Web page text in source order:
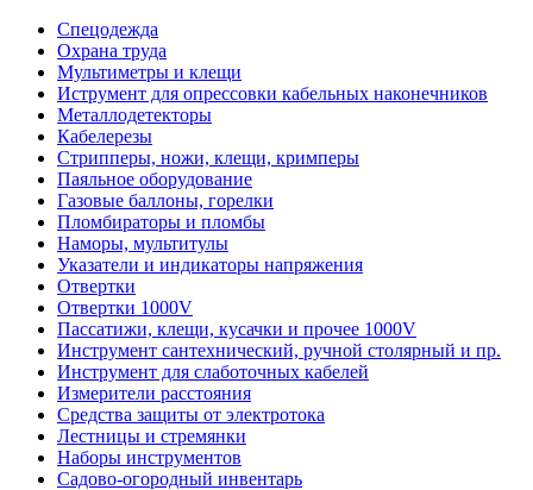
Спецодежда
Охрана труда
Мультиметры и клещи
Иструмент для опрессовки кабельных наконечников
Металлодетекторы
Кабелерезы
Стрипперы, ножи, клещи, кримперы
Паяльное оборудование
Газовые баллоны, горелки
Пломбираторы и пломбы
Наморы, мультитулы
Указатели и индикаторы напряжения
Отвертки
Отвертки 1000V
Пассатижи, клещи, кусачки и прочее 1000V
Инструмент сантехнический, ручной столярный и пр.
Инструмент для слаботочных кабелей
Измерители расстояния
Средства защиты от электротока
Лестницы и стремянки
Наборы инструментов
Садово-огородный инвентарь